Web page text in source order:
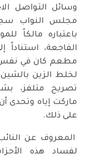
وسائل التواصل
مجلس النواب
باعتباره مالكاً
الفاجعة،
مطعم كان في نفس
لخلط الزين
تصريح متلفز،
ماركت إياه وتحدى
على ذلك.
المعروف عن
لفساد هذه